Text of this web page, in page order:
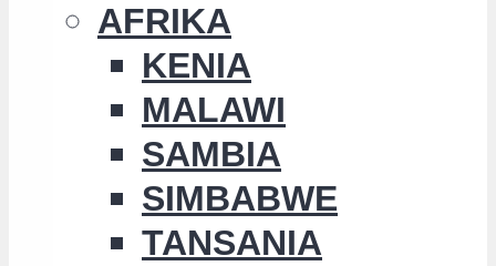
AFRIKA
KENIA
MALAWI
SAMBIA
SIMBABWE
TANSANIA